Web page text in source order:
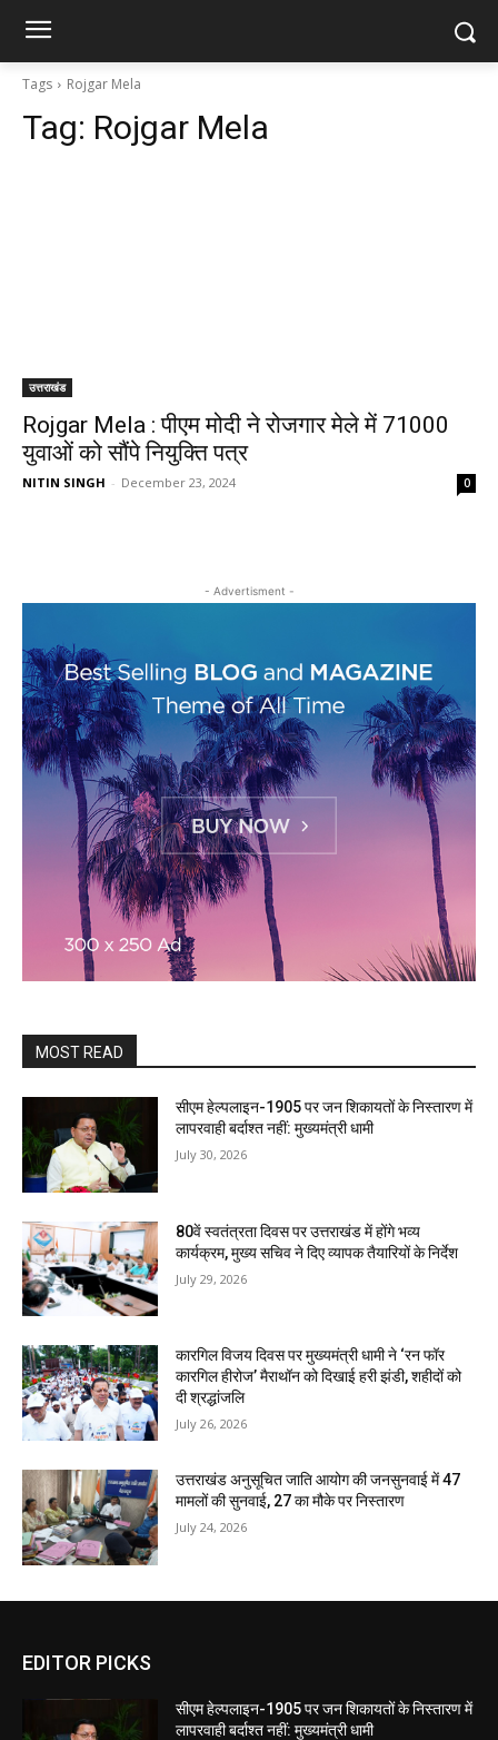
Tags Rojgar Mela
Tag: Rojgar Mela
उत्तराखंड
Rojgar Mela : पीएम मोदी ने रोजगार मेले में 71000
युवाओं को सौंपे नियुक्ति पत्र
NITIN SINGH - December 23, 2024 0
- Advertisment -
MOST READ
सीएम हेल्पलाइन-1905 पर जन शिकायतों के निस्तारण में
लापरवाही बर्दाश्त नहीं: मुख्यमंत्री धामी
July 30, 2026
80वें स्वतंत्रता दिवस पर उत्तराखंड में होंगे भव्य
कार्यक्रम, मुख्य सचिव ने दिए व्यापक तैयारियों के निर्देश
July 29, 2026
कारगिल विजय दिवस पर मुख्यमंत्री धामी ने ‘रन फॉर
कारगिल हीरोज’ मैराथॉन को दिखाई हरी झंडी, शहीदों को
दी श्रद्धांजलि
July 26, 2026
उत्तराखंड अनुसूचित जाति आयोग की जनसुनवाई में 47
मामलों की सुनवाई, 27 का मौके पर निस्तारण
July 24, 2026
EDITOR PICKS
सीएम हेल्पलाइन-1905 पर जन शिकायतों के निस्तारण में
लापरवाही बर्दाश्त नहीं: मुख्यमंत्री धामी